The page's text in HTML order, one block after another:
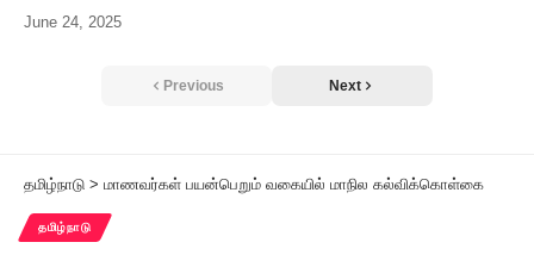
June 24, 2025
Previous Next
தமிழ்நாடு > மாணவர்கள் பயன்பெறும் வகையில் மாநில கல்விக்கொள்கை
தமிழ்நாடு